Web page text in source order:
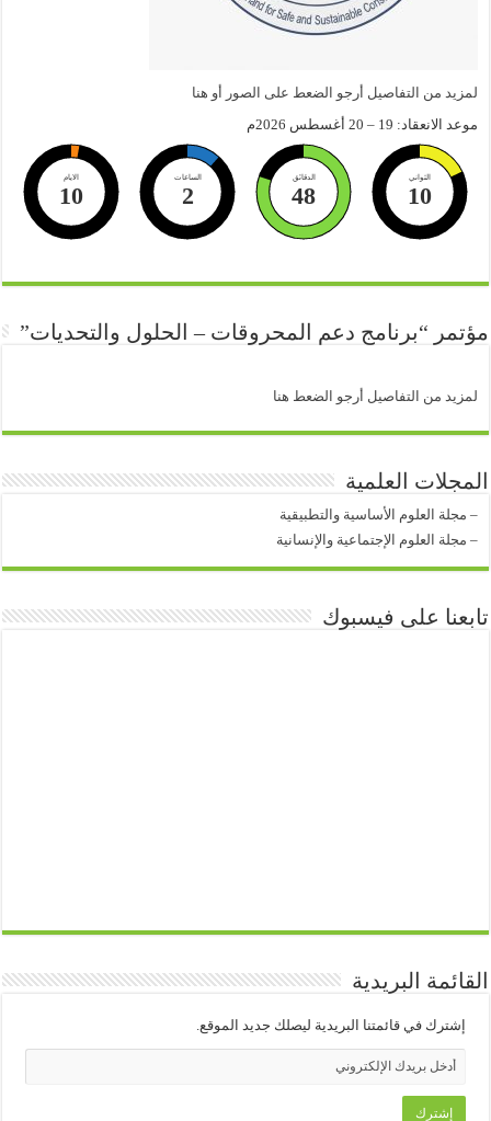
لمزيد من التفاصيل أرجو الضعط على الصور أو هنا
موعد الانعقاد: 19 – 20 أغسطس 2026م
الايام
10
الساعات
2
الدقائق
48
الثواني
10
مؤتمر “برنامج دعم المحروقات – الحلول والتحديات”
لمزيد من التفاصيل أرجو الضعط هنا
المجلات العلمية
– مجلة العلوم الأساسية والتطبيقية
– مجلة العلوم الإجتماعية والإنسانية
تابعنا على فيسبوك
القائمة البريدية
إشترك في قائمتنا البريدية ليصلك جديد الموقع.